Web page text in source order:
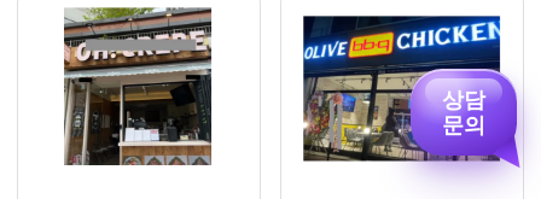
상담
문의